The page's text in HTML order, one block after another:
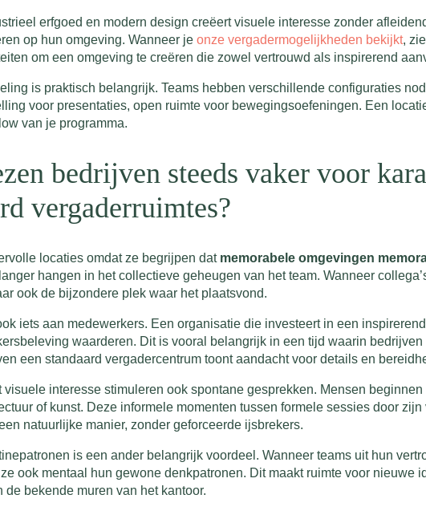
erfgoed en modern design creëert visuele interesse zonder
op hun omgeving. Wanneer je onze vergadermogelijkheden bekijkt,
om een omgeving te creëren die zowel vertrouwd als inspirerend
is praktisch belangrijk. Teams hebben verschillende configuraties
voor presentaties, open ruimte voor bewegingsoefeningen. Een
van je programma.
bedrijven steeds vaker voor
vergaderruimtes?
locaties omdat ze begrijpen dat memorabele omgevingen
hangen in het collectieve geheugen van het team. Wanneer
ook de bijzondere plek waar het plaatsvond.
iets aan medewerkers. Een organisatie die investeert in een
waarderen. Dit is vooral belangrijk in een tijd waarin
een standaard vergadercentrum toont aandacht voor details en
visuele interesse stimuleren ook spontane gesprekken. Mensen
of kunst. Deze informele momenten tussen formele sessies door
natuurlijke manier, zonder geforceerde ijsbrekers.
is een ander belangrijk voordeel. Wanneer teams uit hun
ook mentaal hun gewone denkpatronen. Dit maakt ruimte voor nieuwe
bekende muren van het kantoor.